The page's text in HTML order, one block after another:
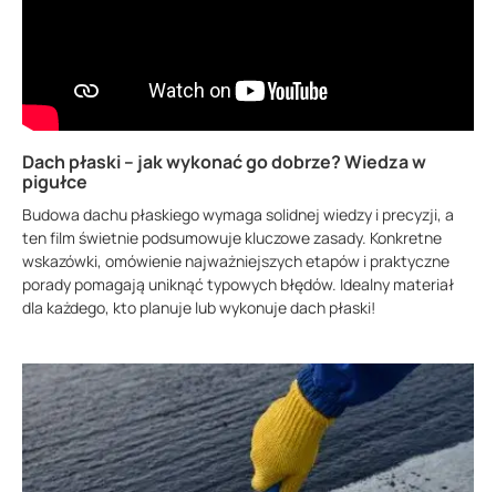
Dach płaski – jak wykonać go dobrze? Wiedza w
pigułce
Budowa dachu płaskiego wymaga solidnej wiedzy i precyzji, a
ten film świetnie podsumowuje kluczowe zasady. Konkretne
wskazówki, omówienie najważniejszych etapów i praktyczne
porady pomagają uniknąć typowych błędów. Idealny materiał
dla każdego, kto planuje lub wykonuje dach płaski!